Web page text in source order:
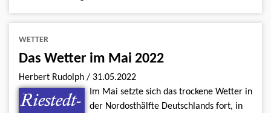
WETTER
Das Wetter im Mai 2022
Herbert Rudolph / 31.05.2022
Im Mai setzte sich das trockene Wetter in
der Nordosthälfte Deutschlands fort, in